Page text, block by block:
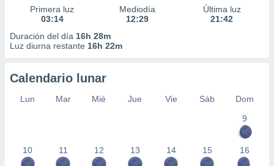
Primera luz
03:14
Mediodía
12:29
Última luz
21:42
Duración del día 16h 28m
Luz diurna restante 16h 22m
Calendario lunar
Lun Mar Mié Jue Vie Sáb
Dom
9
10 11 12 13 14 15 16